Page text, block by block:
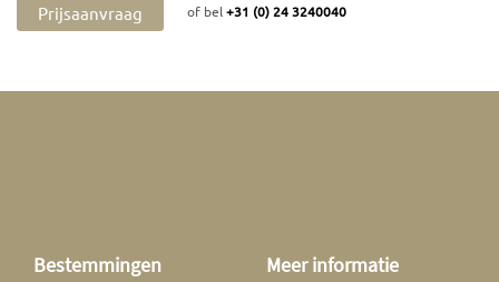
Prijsaanvraag of bel+31 (0) 24 3240040
Bestemmingen Meer informatie